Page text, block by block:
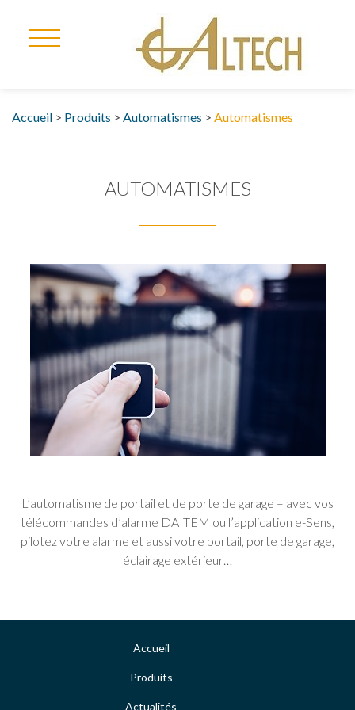
Accueil > Produits > Automatismes > Automatismes
AUTOMATISMES
L’automatisme de portail et de porte de garage – avec vos
télécommandes d’alarme DAITEM ou l’application e-Sens,
pilotez votre alarme et aussi votre portail, porte de garage,
éclairage extérieur…
Accueil
Produits
Actualités